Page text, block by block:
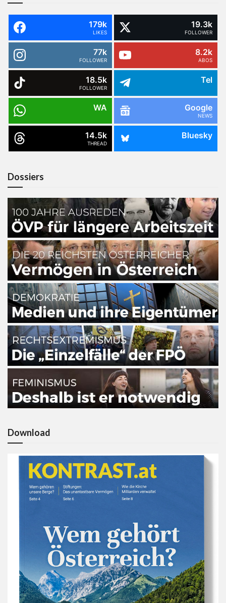
179k
LIKES
19.3k
FOLLOWER
77k
FOLLOWER
8.2k
ABOS
18.5k
FOLLOWER
Tel
WA Google
NEWS
14.5k
THREAD
Bluesky
Dossiers
Download